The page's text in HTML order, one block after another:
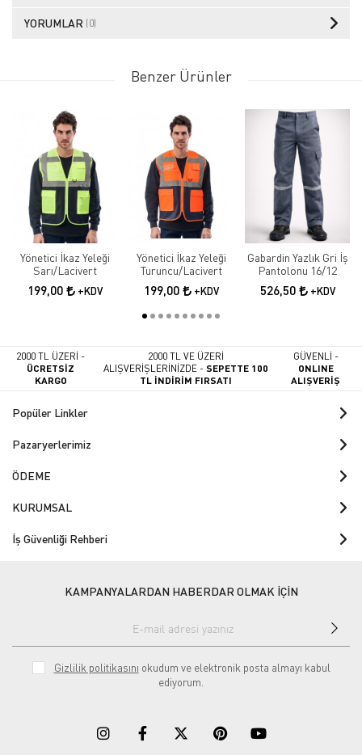
YORUMLAR (0)
Benzer Ürünler
Yönetici İkaz Yeleği
Sarı/Lacivert
199,00 +KDV
Yönetici İkaz Yeleği
Turuncu/Lacivert
199,00 +KDV
Gabardin Yazlık Gri İş
Pantolonu 16/12
526,50 +KDV
2000 TL ÜZERİ -
ÜCRETSİZ
KARGO
2000 TL VE ÜZERİ
ALIŞVERİŞLERİNİZDE -SEPETTE 100
TL İNDİRİM FIRSATI
GÜVENLİ -
ONLINE
ALIŞVERİŞ
Popüler Linkler
Pazaryerlerimiz
ÖDEME
KURUMSAL
İş Güvenliği Rehberi
KAMPANYALARDAN HABERDAR OLMAK İÇİN
Gizlilik politikasını okudum ve elektronik posta almayı kabul
ediyorum.